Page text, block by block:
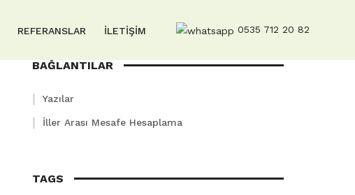
0535 712 20 82
REFERANSLAR İLETİŞİM
BAĞLANTILAR
Yazılar
İller Arası Mesafe Hesaplama
TAGS